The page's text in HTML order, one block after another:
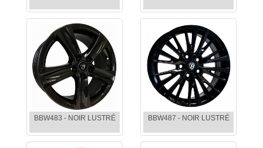
BBW483 - NOIR LUSTRÉ BBW487 - NOIR LUSTRÉ